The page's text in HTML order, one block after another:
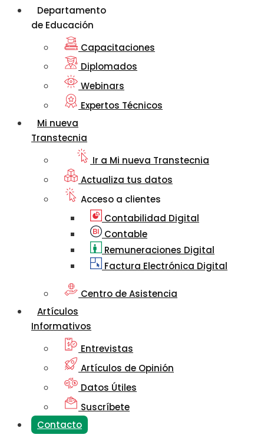
Departamento
de Educación
Capacitaciones
Diplomados
Webinars
Expertos Técnicos
Mi nueva
Transtecnia
Ir a Mi nueva Transtecnia
Actualiza tus datos
Acceso a clientes
Contabilidad Digital
Contable
Remuneraciones Digital
Factura Electrónica Digital
Centro de Asistencia
Artículos
Informativos
Entrevistas
Artículos de Opinión
Datos Útiles
Suscríbete
Contacto